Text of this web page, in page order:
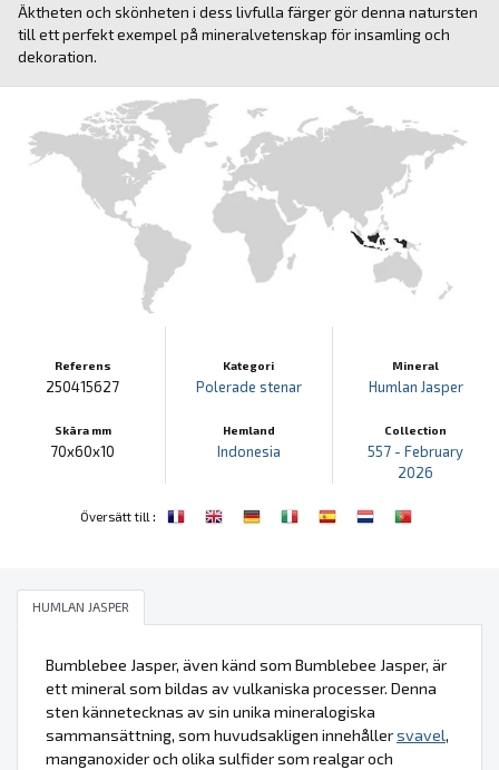
Äktheten och skönheten i dess livfulla färger gör denna natursten
till ett perfekt exempel på mineralvetenskap för insamling och
dekoration.
Referens
250415627
Skära mm
70x60x10
Kategori
Polerade stenar
Hemland
Indonesia
Mineral
Humlan Jasper
Collection
557 - February
2026
Översätt till :
HUMLAN JASPER
Bumblebee Jasper, även känd som Bumblebee Jasper, är
ett mineral som bildas av vulkaniska processer. Denna
sten kännetecknas av sin unika mineralogiska
sammansättning, som huvudsakligen innehållersvavel,
manganoxider och olika sulfider som realgar och